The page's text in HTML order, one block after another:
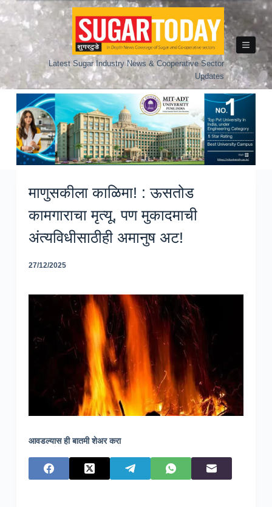
Skip
to
Latest Sugar Industry News & Cooperative Sector
Updates
माणुसकीला काळिमा! : ऊसतोड
कामगाराचा मृत्यू, पण मुकादमाची
अंत्यविधीसाठीही अमानुष अट!
27/12/2025
आवडल्यास ही बातमी शेअर करा